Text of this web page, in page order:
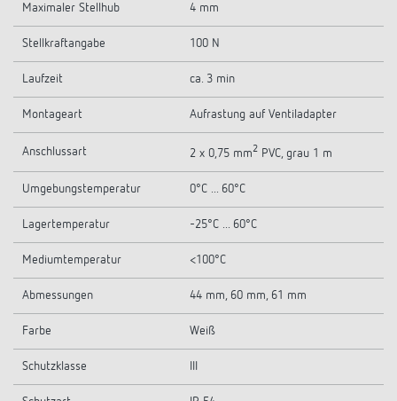
Maximaler Stellhub 4 mm
Stellkraftangabe 100 N
Laufzeit ca. 3 min
Montageart Aufrastung auf Ventiladapter
Anschlussart 2 x 0,75 mm2 PVC, grau 1 m
Umgebungstemperatur 0°C ... 60°C
Lagertemperatur -25°C ... 60°C
Mediumtemperatur <100°C
Abmessungen 44 mm, 60 mm, 61 mm
Farbe Weiß
Schutzklasse